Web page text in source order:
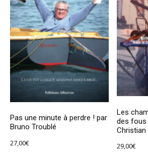
Pas une minute à perdre ! par
Bruno Troublé
27,00€
Les
des fous
Christian
29,00€